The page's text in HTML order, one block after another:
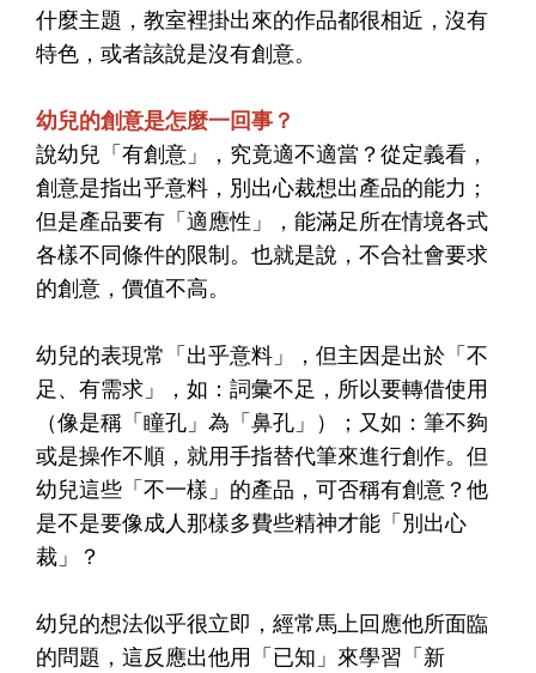
什麼主題，教室裡掛出來的作品都很相近，沒有
特色，或者該說是沒有創意。
幼兒的創意是怎麼一回事？
說幼兒「有創意」，究竟適不適當？從定義看，
創意是指出乎意料，別出心裁想出產品的能力；
但是產品要有「適應性」，能滿足所在情境各式
各樣不同條件的限制。也就是說，不合社會要求
的創意，價值不高。
幼兒的表現常「出乎意料」，但主因是出於「不
足、有需求」，如：詞彙不足，所以要轉借使用
（像是稱「瞳孔」為「鼻孔」）；又如：筆不夠
或是操作不順，就用手指替代筆來進行創作。但
幼兒這些「不一樣」的產品，可否稱有創意？他
是不是要像成人那樣多費些精神才能「別出心
裁」？
幼兒的想法似乎很立即，經常馬上回應他所面臨
的問題，這反應出他用「已知」來學習「新